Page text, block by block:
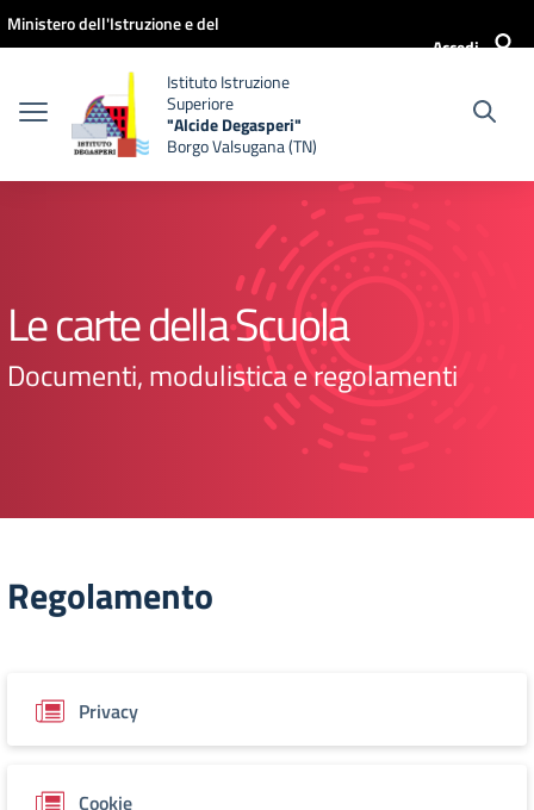
Vai ai contenuti
Vai al menu di navigazione
Vai al footer
Ministero dell'Istruzione e del
Accedi
Istituto Istruzione
Superiore
"Alcide Degasperi"
Borgo Valsugana (TN)
Le carte della Scuola
Documenti, modulistica e regolamenti
Regolamento
Privacy
Cookie